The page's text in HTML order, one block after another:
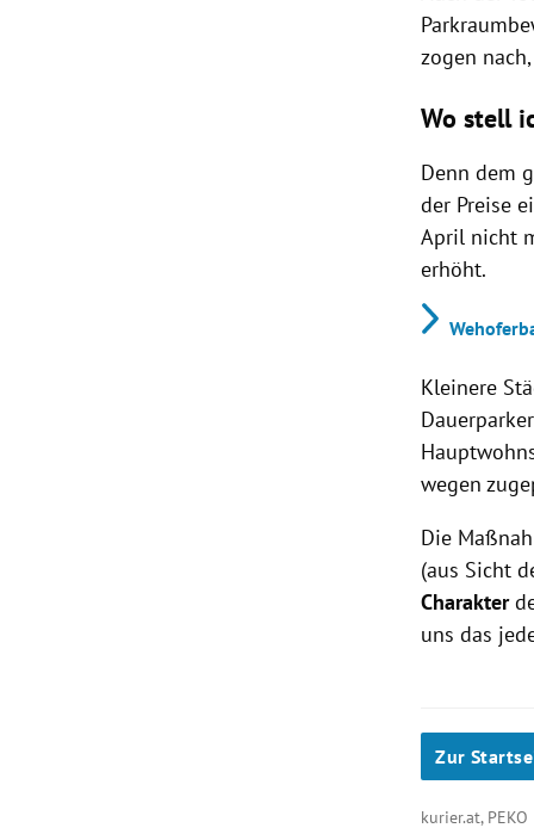
zogen
Wo stell
Denn dem
der Preise
April nicht
erhöht.
Kleinere
wegen
Die
(aus Sicht
Charakter
uns das
Zur
kurier.at,